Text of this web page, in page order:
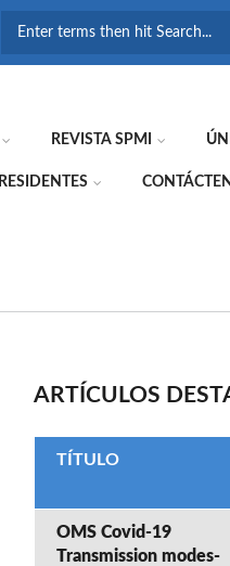
REVISTA SPMI
RESIDENTES
ARTÍCULOS
TÍTULO
OMS Covid-19
Transmission modes-